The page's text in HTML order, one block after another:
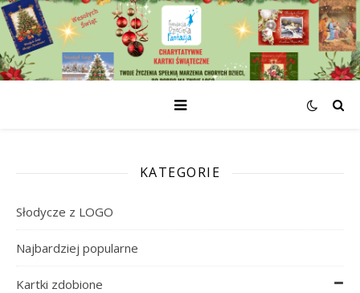
KATEGORIE
Słodycze z LOGO
Najbardziej popularne
Kartki zdobione